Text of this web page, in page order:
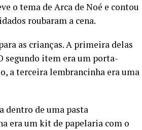
o tema de Arca de Noé e contou
roubaram a cena.
as crianças. A primeira delas
segundo item era um porta-
a terceira lembrancinha era uma
dentro de uma pasta
era um kit de papelaria com o